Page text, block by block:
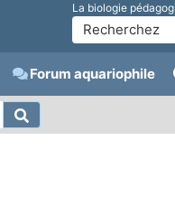
La biologie
Forum aquariophile